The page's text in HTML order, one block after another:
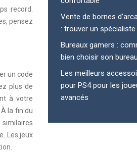
record.
pensez
un code
plus de
à votre
la fin du
similaires
Les jeux
Vente de bornes
: trouver un spécialiste
Bureaux gamers :
bien choisir son
Les meilleurs
pour PS4 pour les
avancés